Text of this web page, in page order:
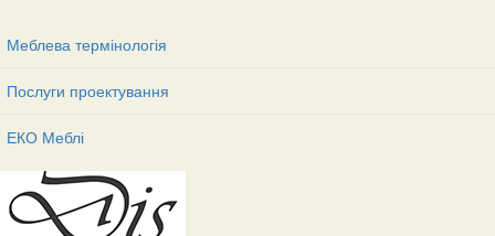
Меблева термінологія
Послуги проектування
ЕКО Меблі